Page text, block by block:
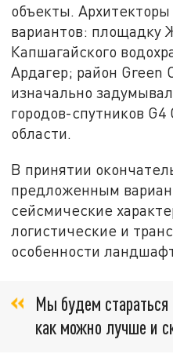
объекты.
вариантов: площадку
Капшагайского
Ардагер; район Green
изначально
городов-спутников
области.
В принятии
предложенным
сейсмические
логистические и
особенности
Мы будем
как можно лучше и